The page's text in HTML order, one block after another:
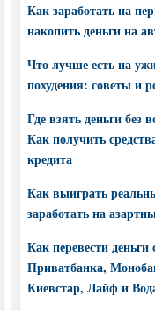
Как заработать на
накопить деньги на
Что лучше есть на
похудения: советы и
Где взять деньги
Как получить
кредита
Как выиграть
заработать на
Как перевести
Приватбанка,
Киевстар, Лайф и